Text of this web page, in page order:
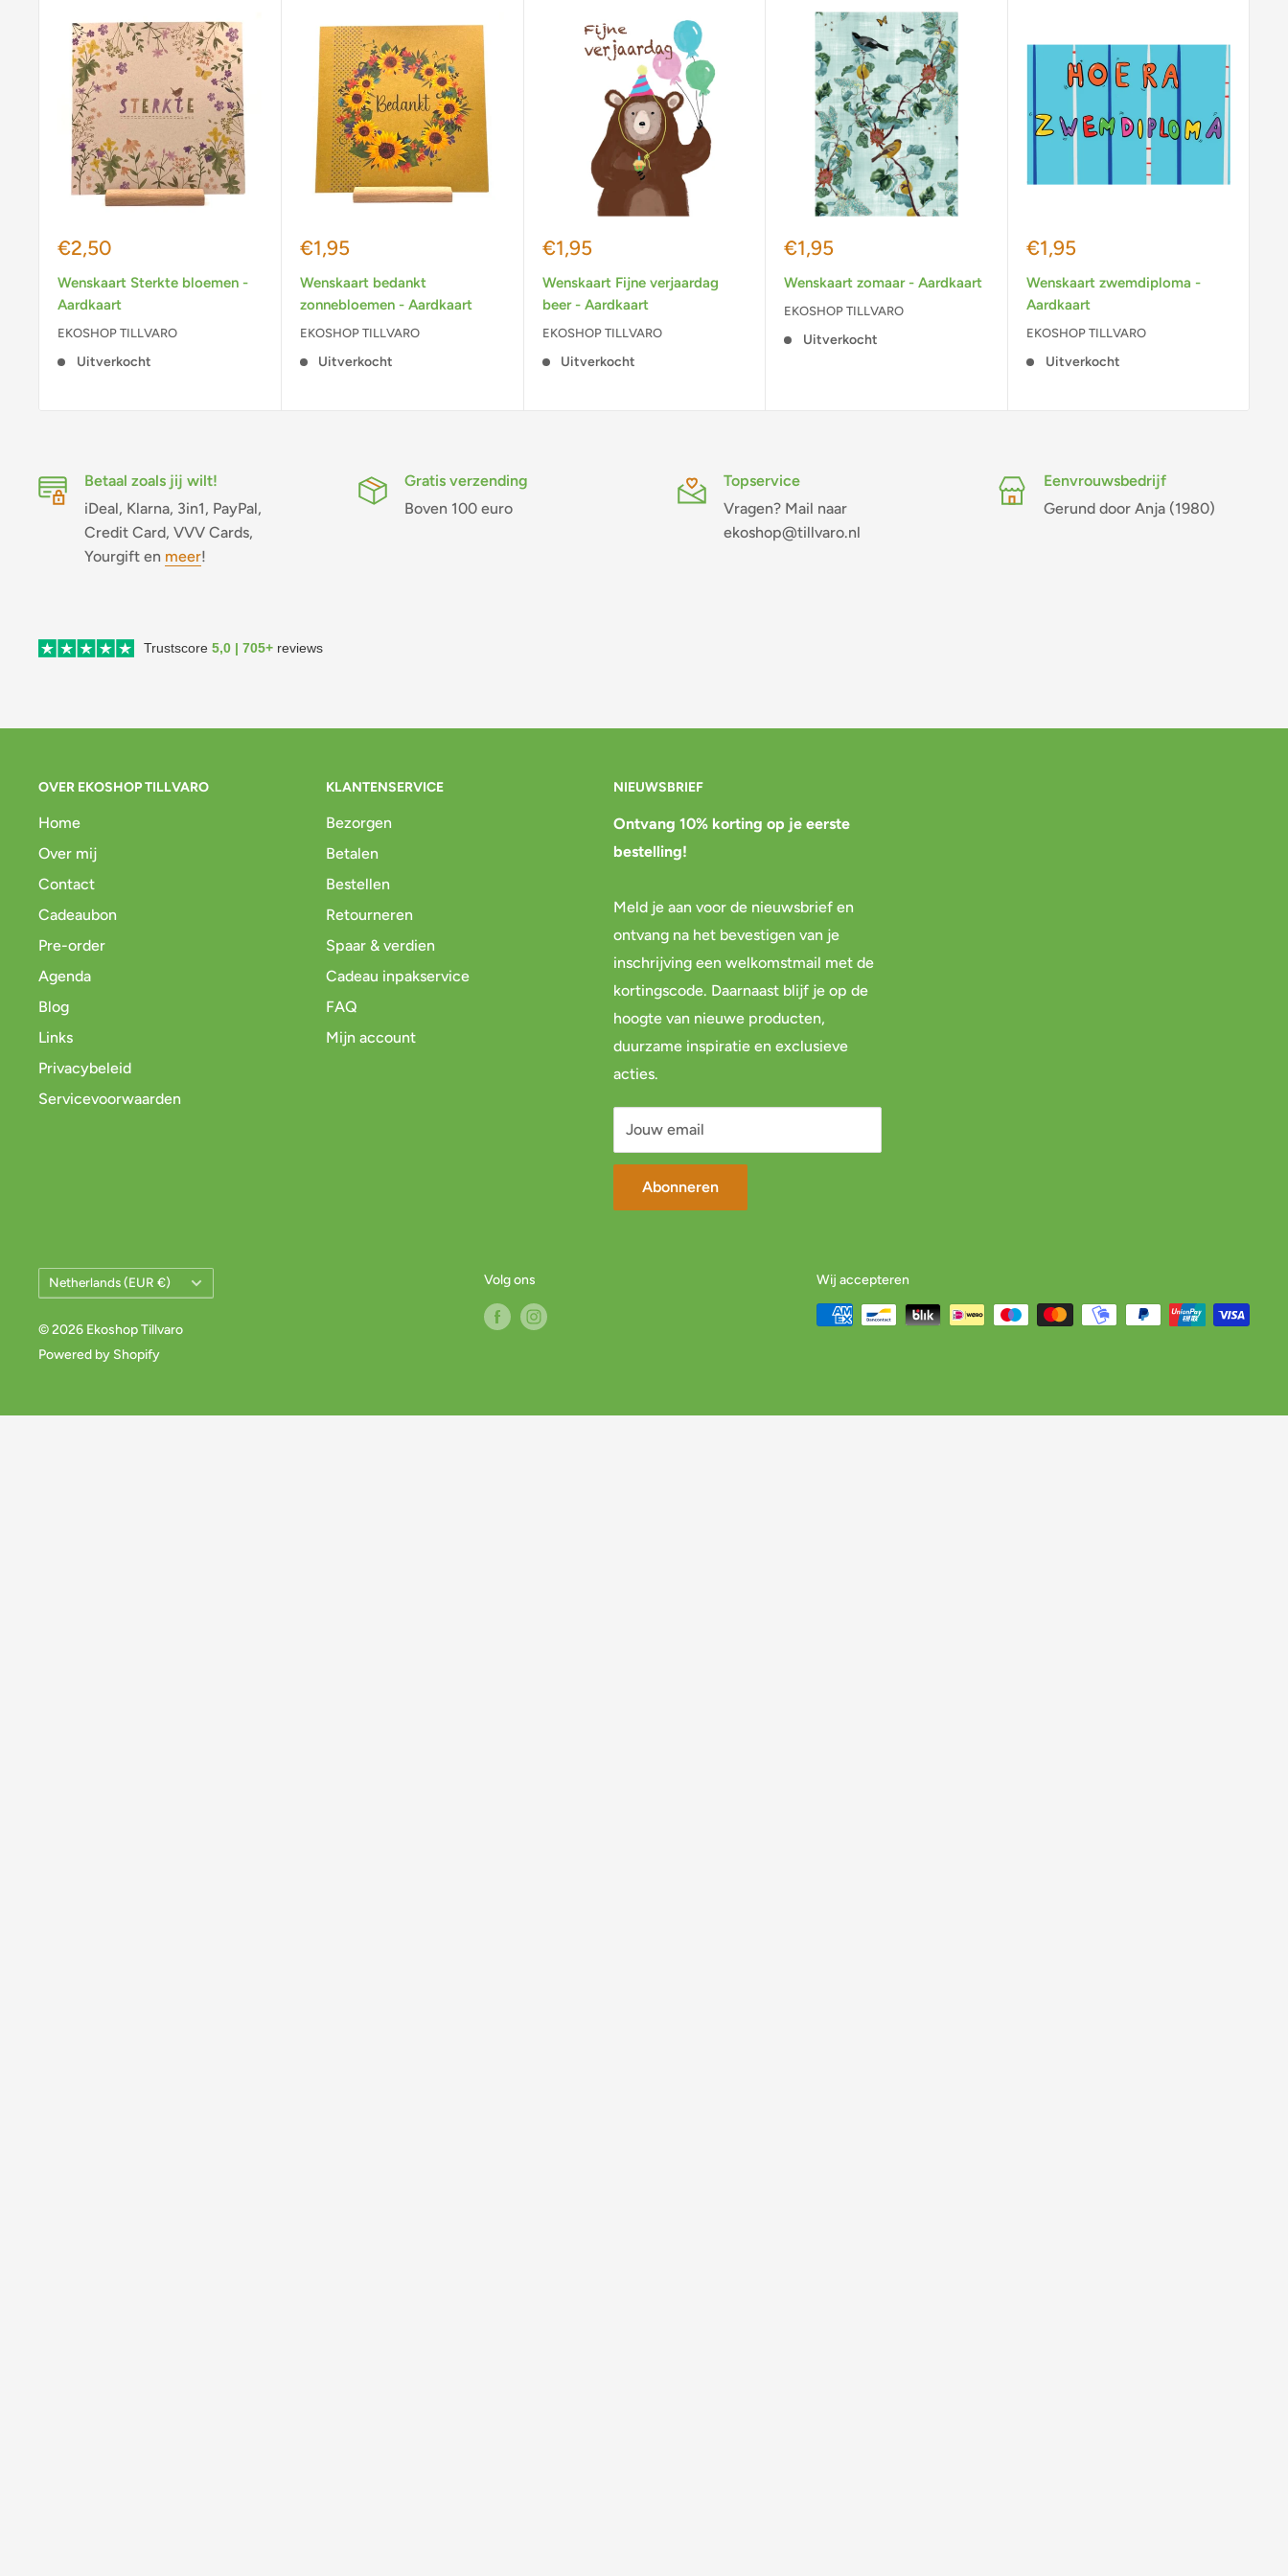
Actieprijs
€2,50
Wenskaart Sterkte bloemen -
Aardkaart
EKOSHOP TILLVARO
Uitverkocht
Actieprijs
€1,95
Wenskaart bedankt
zonnebloemen - Aardkaart
EKOSHOP TILLVARO
Uitverkocht
Actieprijs
€1,95
Wenskaart Fijne verjaardag
beer - Aardkaart
EKOSHOP TILLVARO
Uitverkocht
Actieprijs
€1,95
Wenskaart zomaar - Aardkaart
EKOSHOP TILLVARO
Uitverkocht
Actieprijs
€1,95
Wenskaart zwemdiploma -
Aardkaart
EKOSHOP TILLVARO
Uitverkocht
Betaal zoals jij wilt!
iDeal, Klarna, 3in1, PayPal,
Credit Card, VVV Cards,
Yourgift en meer!
Gratis verzending
Boven 100 euro
Topservice
Vragen? Mail naar
ekoshop@tillvaro.nl
Eenvrouwsbedrijf
Gerund door Anja (1980)
Trustscore 5,0 | 705+ reviews
OVER EKOSHOP TILLVARO
Home
Over mij
Contact
Cadeaubon
Pre-order
Agenda
Blog
Links
Privacybeleid
Servicevoorwaarden
KLANTENSERVICE
Bezorgen
Betalen
Bestellen
Retourneren
Spaar & verdien
Cadeau inpakservice
FAQ
Mijn account
NIEUWSBRIEF
Ontvang 10% korting op je eerste
bestelling!
Meld je aan voor de nieuwsbrief en
ontvang na het bevestigen van je
inschrijving een welkomstmail met de
kortingscode. Daarnaast blijf je op de
hoogte van nieuwe producten,
duurzame inspiratie en exclusieve
acties.
Jouw email
Abonneren
Land/Regio
Netherlands (EUR €)
© 2026 Ekoshop Tillvaro
Powered by Shopify
Volg ons Wij accepteren